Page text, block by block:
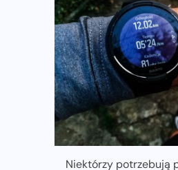
Niektórzy potrzebują